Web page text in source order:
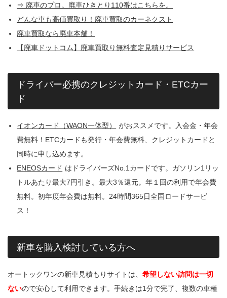
⇒ 廃車のプロ。廃車ひきとり110番はこちらを。
どんな車も高価買取り！廃車買取のカーネクスト
廃車買取なら廃車本舗！
【廃車ドットコム】廃車買取り無料査定見積りサービス
ドライバー必携のクレジットカード・ETCカー
ド
イオンカード（WAON一体型）
がおススメです。入会金・年会
費無料！ETCカードも発行・年会費無料、クレジットカードと
同時に申し込めます。
ENEOSカード はドライバーズNo.1カードです。ガソリン1リッ
トルあたり最大7円引き。最大3％還元。年１回の利用で年会費
無料。初年度年会費は無料。24時間365日全国ロードサービ
ス！
新車を購入検討している方へ
オートックワンの新車見積もりサイトは、 希望しない訪問は一切
ないので安心して利用できます。手続きは1分で完了、複数の車種